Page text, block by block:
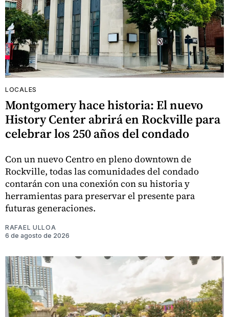
LOCALES
Montgomery hace historia: El nuevo
History Center abrirá en Rockville para
celebrar los 250 años del condado
Con un nuevo Centro en pleno downtown de
Rockville, todas las comunidades del condado
contarán con una conexión con su historia y
herramientas para preservar el presente para
futuras generaciones.
RAFAEL ULLOA
6 de agosto de 2026